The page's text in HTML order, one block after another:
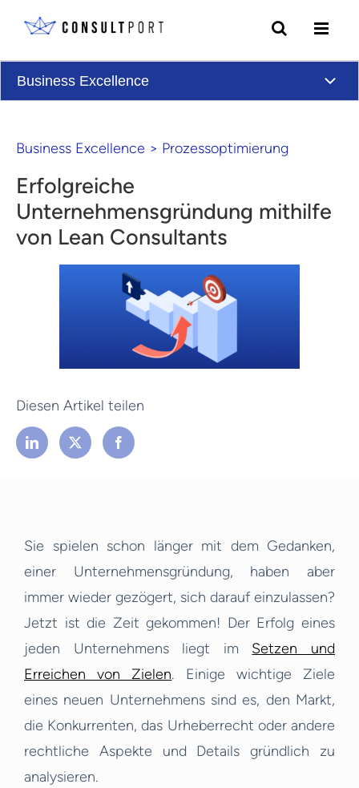
Business Excellence
Business Excellence > Prozessoptimierung
Erfolgreiche
Unternehmensgründung mithilfe
von Lean Consultants
Diesen Artikel teilen
Sie spielen schon länger mit dem Gedanken,
einer Unternehmensgründung, haben aber
immer wieder gezögert, sich darauf einzulassen?
Jetzt ist die Zeit gekommen! Der Erfolg eines
jeden Unternehmens liegt im Setzen und
Erreichen von Zielen. Einige wichtige Ziele
eines neuen Unternehmens sind es, den Markt,
die Konkurrenten, das Urheberrecht oder andere
rechtliche Aspekte und Details gründlich zu
analysieren.